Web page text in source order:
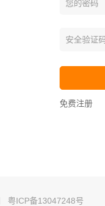
免费注册
粤ICP备13047248号